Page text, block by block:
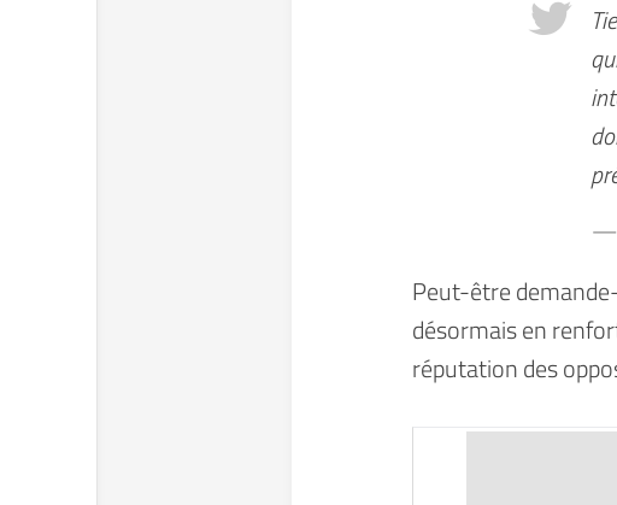
—
Peut-être
désormais en
réputation des